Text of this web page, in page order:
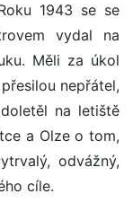
1943 se se
vydal na
Měli za úkol
nepřátel,
na letiště
a Olze o tom,
odvážný,
cíle.